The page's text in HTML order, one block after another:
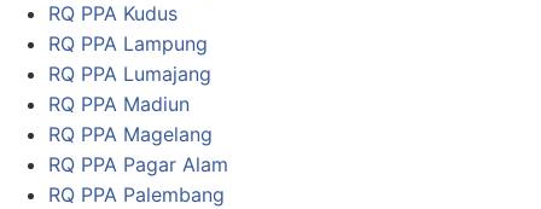
RQ PPA Kudus
RQ PPA Lampung
RQ PPA Lumajang
RQ PPA Madiun
RQ PPA Magelang
RQ PPA Pagar Alam
RQ PPA Palembang